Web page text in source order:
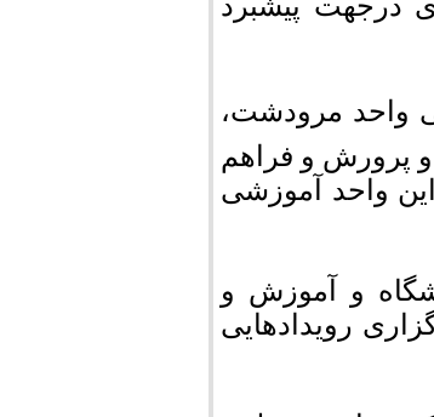
واحد مرودشت،
و پرورش و فراهم
واحد آموزشی
و آموزش و
رویدادهایی